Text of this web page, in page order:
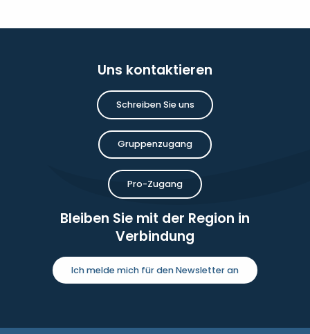
Uns kontaktieren
Schreiben Sie uns
Gruppenzugang
Pro-Zugang
Bleiben Sie mit der Region in
Verbindung
Ich melde mich für den Newsletter an